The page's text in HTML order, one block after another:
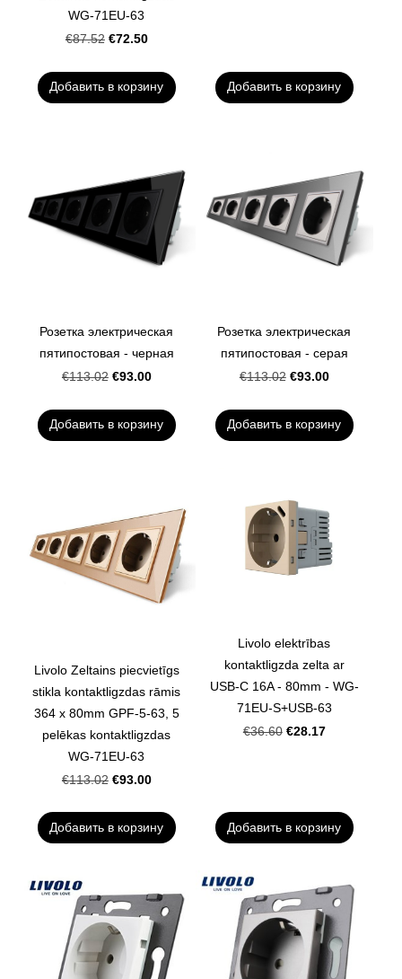
WG-71EU-63
€87.52 €72.50
Добавить в корзину Добавить в корзину
Розетка электрическая
пятипостовая - черная
€113.02 €93.00
Добавить в корзину
Розетка электрическая
пятипостовая - серая
€113.02 €93.00
Добавить в корзину
Livolo Zeltains piecvietīgs
stikla kontaktligzdas rāmis
364 x 80mm GPF-5-63, 5
pelēkas kontaktligzdas
WG-71EU-63
€113.02 €93.00
Добавить в корзину
Livolo elektrības
kontaktligzda zelta ar
USB-C 16A - 80mm - WG-
71EU-S+USB-63
€36.60 €28.17
Добавить в корзину